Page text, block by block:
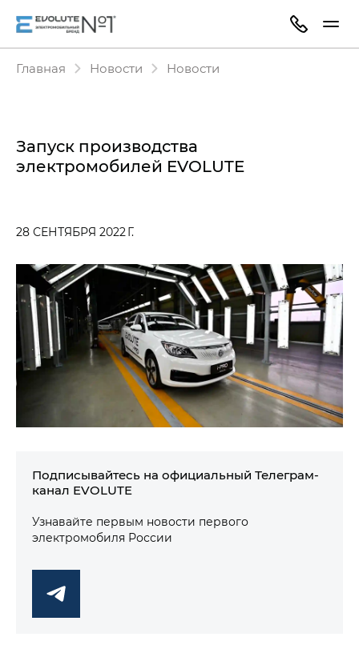
Главная Новости Новости
Запуск производства
электромобилей EVOLUTE
28 СЕНТЯБРЯ 2022 Г.
Подписывайтесь на официальный Телеграм-
канал EVOLUTE
Узнавайте первым новости первого
электромобиля России